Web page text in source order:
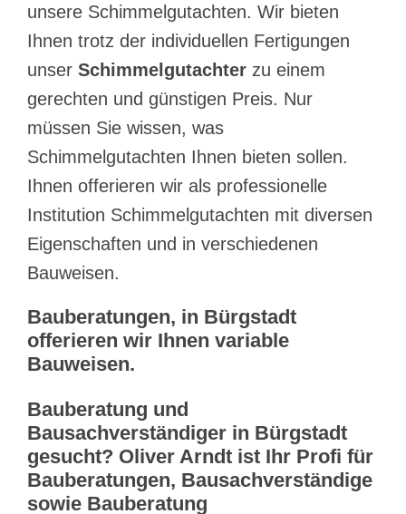
unsere Schimmelgutachten. Wir bieten
Ihnen trotz der individuellen Fertigungen
unser Schimmelgutachter zu einem
gerechten und günstigen Preis. Nur
müssen Sie wissen, was
Schimmelgutachten Ihnen bieten sollen.
Ihnen offerieren wir als professionelle
Institution Schimmelgutachten mit diversen
Eigenschaften und in verschiedenen
Bauweisen.
Bauberatungen, in Bürgstadt
offerieren wir Ihnen variable
Bauweisen.
Bauberatung und
Bausachverständiger in Bürgstadt
gesucht? Oliver Arndt ist Ihr Profi für
Bauberatungen, Bausachverständige
sowie Bauberatung